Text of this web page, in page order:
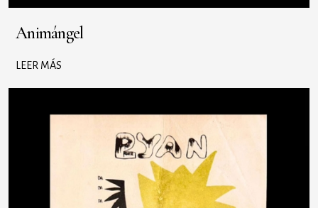
Animángel
LEER MÁS